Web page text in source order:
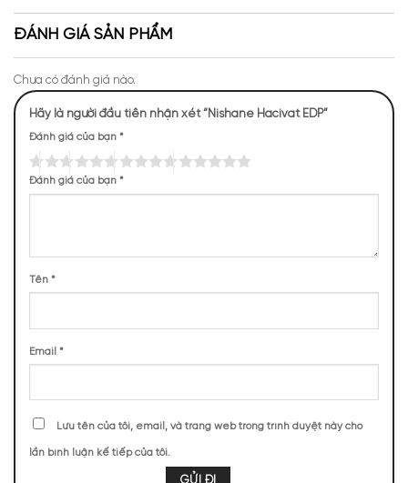
Nishane tri ân một cách trang trọng.
Mùi hương Nishane Hacivat EDP tươi mới, độc đáo
ĐÁNH GIÁ SẢN PHẨM
Chưa có đánh giá nào.
Hãy là người đầu tiên nhận xét “Nishane Hacivat EDP”
Đánh giá của bạn *
Đánh giá của bạn *
Tên *
Email *
Lưu tên của tôi, email, và trang web trong trình duyệt này cho
lần bình luận kế tiếp của tôi.